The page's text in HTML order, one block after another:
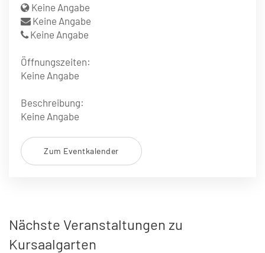
Keine Angabe
Keine Angabe
Keine Angabe
Öffnungszeiten:
Keine Angabe
Beschreibung:
Keine Angabe
Zum Eventkalender
Nächste Veranstaltungen zu
Kursaalgarten